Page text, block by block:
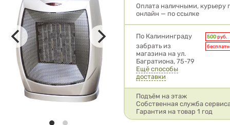
Оплата наличными, курьеру
онлайн — по ссылке
Условия доставки
По Калининграду 500руб.
забрать из
магазина на ул.
Багратиона, 75-79
Ещё способы
доставки
Подъём на этаж
Собственная служба
Гарантия на товар 1 год